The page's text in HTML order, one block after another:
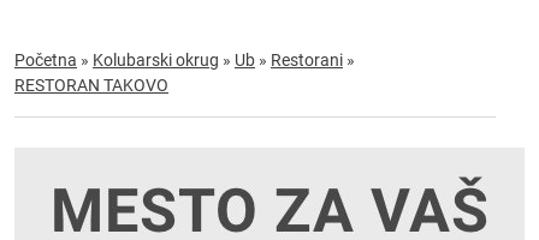
Početna » Kolubarski okrug » Ub » Restorani »
RESTORAN TAKOVO